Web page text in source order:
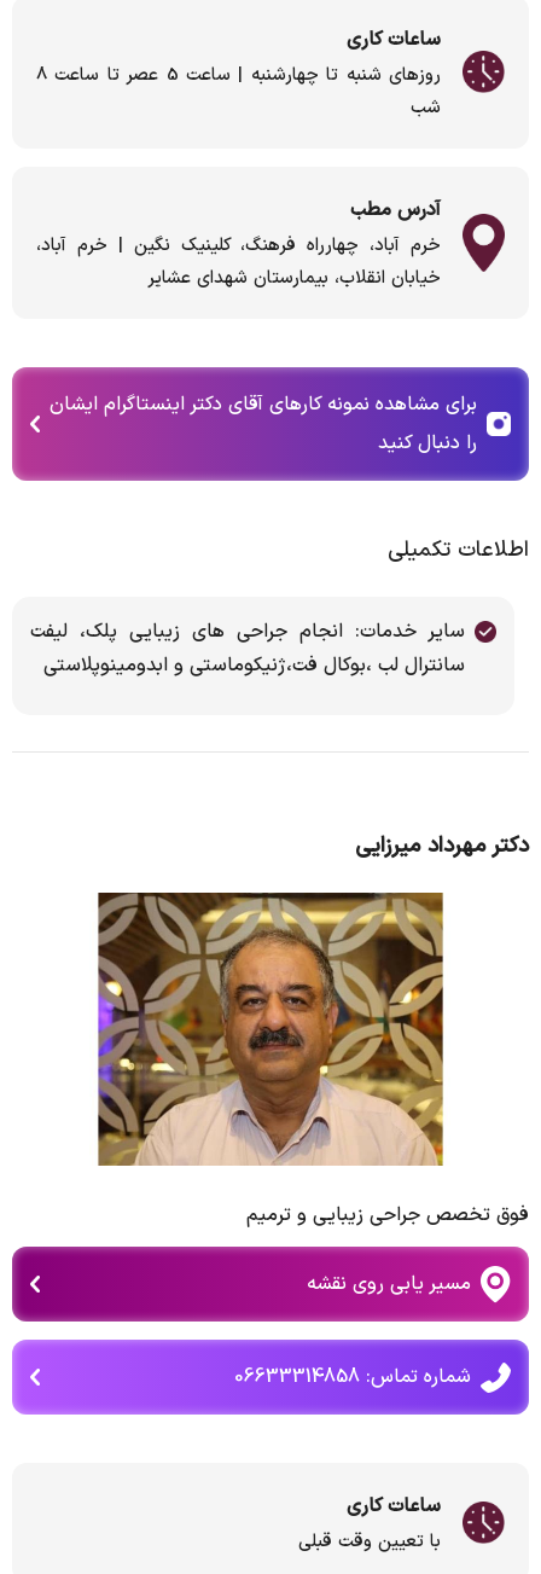
ساعات کاری
روزهای شنبه تا چهارشنبه | ساعت 5 عصر تا ساعت 8
شب
آدرس مطب
خرم آباد، چهارراه فرهنگ، کلینیک نگین | خرم آباد،
خیابان انقلاب، بیمارستان شهدای عشایر
برای مشاهده نمونه کارهای آقای دکتر اینستاگرام ایشان
را دنبال کنید
اطلاعات تکمیلی
سایر خدمات: انجام جراحی های زیبایی پلک، لیفت
سانترال لب ،بوکال فت،ژنیکوماستی و ابدومینوپلاستی
دکتر مهرداد میرزایی
فوق تخصص جراحی زیبایی و ترمیم
مسیر یابی روی نقشه
شماره تماس: 06633314858
ساعات کاری
با تعیین وقت قبلی